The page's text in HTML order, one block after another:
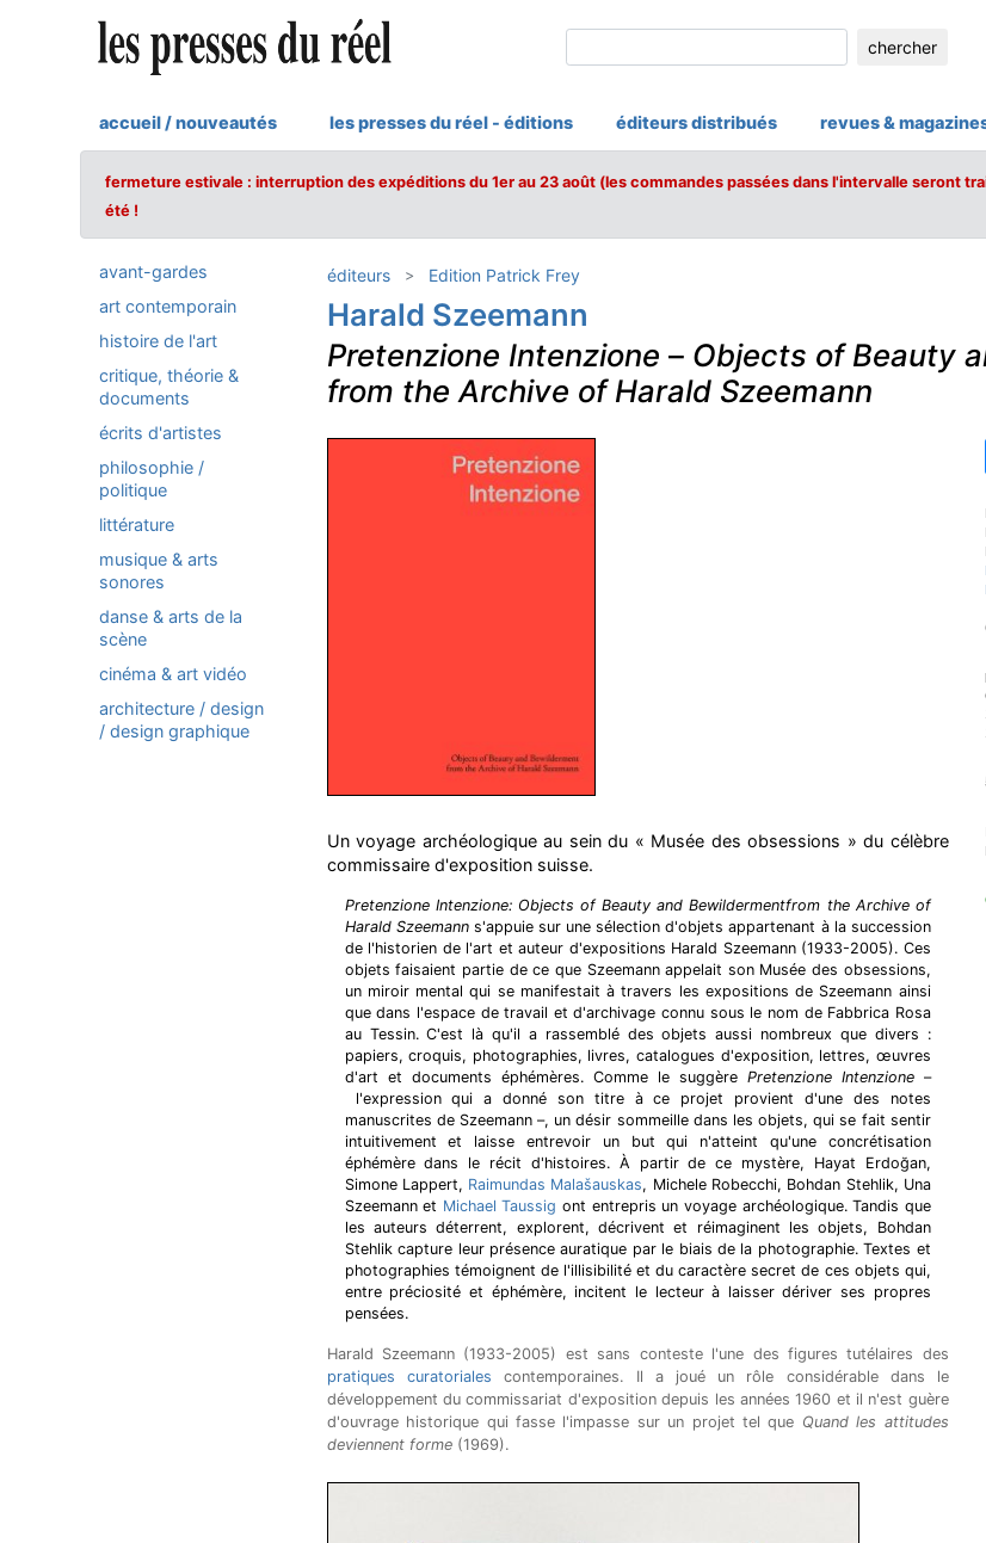
chercher
accueil / nouveautés les presses du réel - éditions éditeurs distribués revues &
fermeture estivale : interruption des expéditions du 1er au 23 août (les commandes passées dans l'intervalle seront
été !
avant-gardes
art contemporain
histoire de l'art
critique, théorie &
documents
écrits d'artistes
philosophie /
politique
littérature
musique & arts
sonores
danse & arts de la
scène
cinéma & art vidéo
architecture / design
/ design graphique
éditeurs Edition Patrick Frey
Harald Szeemann
Pretenzione Intenzione – Objects of Beauty
from the Archive of Harald Szeemann
Un voyage archéologique au sein du « Musée des obsessions » du célèbre
commissaire d'exposition suisse.
Pretenzione Intenzione: Objects of Beauty and Bewildermentfrom the Archive of
Harald Szeemanns'appuie sur une sélection d'objets appartenant à la succession
de l'historien de l'art et auteur d'expositions Harald Szeemann (1933-2005). Ces
objets faisaient partie de ce que Szeemann appelait son Musée des obsessions,
un miroir mental qui se manifestait à travers les expositions de Szeemann ainsi
que dans l'espace de travail et d'archivage connu sous le nom de Fabbrica Rosa
au Tessin. C'est là qu'il a rassemblé des objets aussi nombreux que divers :
papiers, croquis, photographies, livres, catalogues d'exposition, lettres, œuvres
d'art et documents éphémères. Comme le suggère Pretenzione Intenzione–
l'expression qui a donné son titre à ce projet provient d'une des notes
manuscrites de Szeemann –, un désir sommeille dans les objets, qui se fait sentir
intuitivement et laisse entrevoir un but qui n'atteint qu'une concrétisation
éphémère dans le récit d'histoires. À partir de ce mystère, Hayat Erdoğan,
Simone Lappert, Raimundas Malašauskas, Michele Robecchi, Bohdan Stehlik, Una
Szeemann et Michael Taussig ont entrepris un voyage archéologique. Tandis que
les auteurs déterrent, explorent, décrivent et réimaginent les objets, Bohdan
Stehlik capture leur présence auratique par le biais de la photographie. Textes et
photographies témoignent de l'illisibilité et du caractère secret de ces objets qui,
entre préciosité et éphémère, incitent le lecteur à laisser dériver ses propres
pensées.
Harald Szeemann (1933-2005) est sans conteste l'une des figures tutélaires des
pratiques curatoriales contemporaines. Il a joué un rôle considérable dans le
développement du commissariat d'exposition depuis les années 1960 et il n'est guère
d'ouvrage historique qui fasse l'impasse sur un projet tel que Quand les attitudes
deviennent forme(1969).